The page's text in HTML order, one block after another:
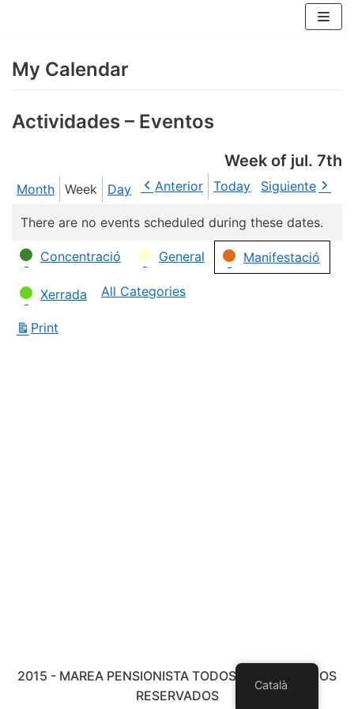
content
My Calendar
Actividades – Eventos
Week of jul. 7th
Month Week Day Anterior Today Siguiente
There are no events scheduled during these dates.
Categories
Concentració General Manifestació
Xerrada All Categories
Print
2015 - MAREA PENSIONISTA TODOS LOS DERECHOS
RESERVADOS
Català